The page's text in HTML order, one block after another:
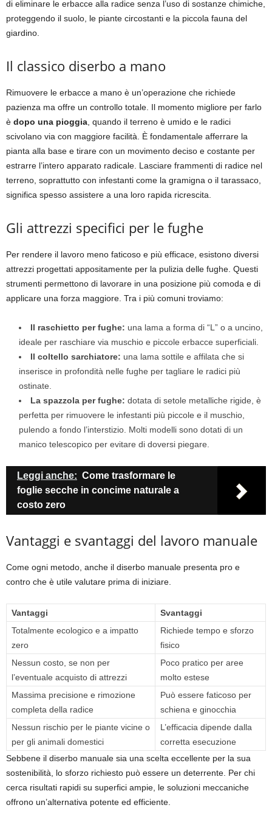
di eliminare le erbacce alla radice senza l’uso di sostanze chimiche,
proteggendo il suolo, le piante circostanti e la piccola fauna del
giardino.
Il classico diserbo a mano
Rimuovere le erbacce a mano è un’operazione che richiede
pazienza ma offre un controllo totale. Il momento migliore per farlo
è dopo una pioggia , quando il terreno è umido e le radici
scivolano via con maggiore facilità. È fondamentale afferrare la
pianta alla base e tirare con un movimento deciso e costante per
estrarre l’intero apparato radicale. Lasciare frammenti di radice nel
terreno, soprattutto con infestanti come la gramigna o il tarassaco,
significa spesso assistere a una loro rapida ricrescita.
Gli attrezzi specifici per le fughe
Per rendere il lavoro meno faticoso e più efficace, esistono diversi
attrezzi progettati appositamente per la pulizia delle fughe. Questi
strumenti permettono di lavorare in una posizione più comoda e di
applicare una forza maggiore. Tra i più comuni troviamo:
Il raschietto per fughe: una lama a forma di “L” o a uncino,
ideale per raschiare via muschio e piccole erbacce superficiali.
Il coltello sarchiatore: una lama sottile e affilata che si
inserisce in profondità nelle fughe per tagliare le radici più
ostinate.
La spazzola per fughe: dotata di setole metalliche rigide, è
perfetta per rimuovere le infestanti più piccole e il muschio,
pulendo a fondo l’interstizio. Molti modelli sono dotati di un
manico telescopico per evitare di doversi piegare.
Leggi anche: Come trasformare le
foglie secche in concime naturale a
costo zero
Vantaggi e svantaggi del lavoro manuale
Come ogni metodo, anche il diserbo manuale presenta pro e
contro che è utile valutare prima di iniziare.
Vantaggi
Svantaggi
Totalmente ecologico e a impatto
zero
Richiede tempo e sforzo
fisico
Nessun costo, se non per
l’eventuale acquisto di attrezzi
Poco pratico per aree
molto estese
Massima precisione e rimozione
completa della radice
Può essere faticoso per
schiena e ginocchia
Nessun rischio per le piante vicine o
per gli animali domestici
L’efficacia dipende dalla
corretta esecuzione
Sebbene il diserbo manuale sia una scelta eccellente per la sua
sostenibilità, lo sforzo richiesto può essere un deterrente. Per chi
cerca risultati rapidi su superfici ampie, le soluzioni meccaniche
offrono un’alternativa potente ed efficiente.